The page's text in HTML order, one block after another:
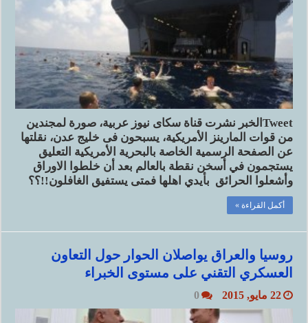
Tweetالخبر نشرت قناة سكاى نيوز عربية، صورة لمجندين
من قوات المارينز الأمريكية، يسبحون فى خليج عدن، نقلتها
عن الصفحة الرسمية الخاصة بالبحرية الأمريكية التعليق
يستجمون في أسخن نقطة بالعالم بعد أن خلطوا الاوراق
وأشعلوا الحرائق بأيدي اهلها فمتى يستفيق الغافلون!!؟؟
أكمل القراءة »
روسيا والعراق يواصلان الحوار حول التعاون
العسكري التقني على مستوى الخبراء
22 مايو, 2015 0